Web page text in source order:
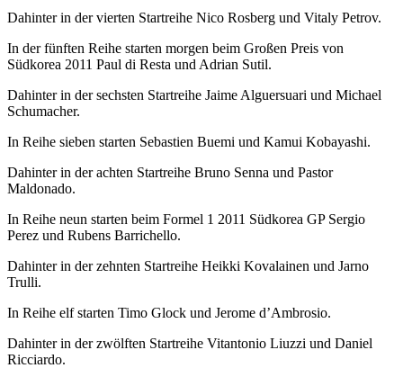
Dahinter in der vierten Startreihe Nico Rosberg und Vitaly Petrov.
In der fünften Reihe starten morgen beim Großen Preis von
Südkorea 2011 Paul di Resta und Adrian Sutil.
Dahinter in der sechsten Startreihe Jaime Alguersuari und Michael
Schumacher.
In Reihe sieben starten Sebastien Buemi und Kamui Kobayashi.
Dahinter in der achten Startreihe Bruno Senna und Pastor
Maldonado.
In Reihe neun starten beim Formel 1 2011 Südkorea GP Sergio
Perez und Rubens Barrichello.
Dahinter in der zehnten Startreihe Heikki Kovalainen und Jarno
Trulli.
In Reihe elf starten Timo Glock und Jerome d’Ambrosio.
Dahinter in der zwölften Startreihe Vitantonio Liuzzi und Daniel
Ricciardo.